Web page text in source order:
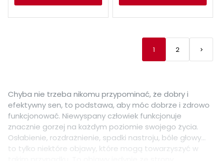
1 2 keyboard_arrow_right
Chyba nie trzeba nikomu przypominać, że dobry i
efektywny sen, to podstawa, aby móc dobrze i zdrowo
funkcjonować. Niewyspany człowiek funkcjonuje
znacznie gorzej na każdym poziomie swojego życia.
Osłabienie, rozdrażnienie, spadki nastroju, bóle głowy...
to tylko niektóre objawy, które mogą towarzyszyć w